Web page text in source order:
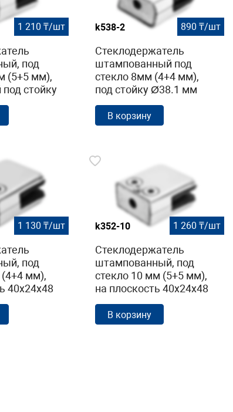
1 210 ₸/шт
под
(5+5 мм),
стойку
)
AISI 304
k538-2 890 ₸/шт
Стеклодержатель
штампованный под
стекло 8мм (4+4 мм),
под стойку Ø38.1 мм
40х22х54,
полированный (AISI
304) k538-2
В корзину
1 130 ₸/шт
под
мм),
40х24х48
(AISI
k352-10 1 260 ₸/шт
Стеклодержатель
штампованный, под
стекло 10 мм (5+5 мм),
на плоскость 40х24х48
полированный (AISI
304) k352-10
В корзину